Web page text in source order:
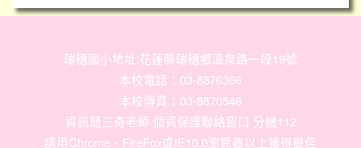
瑞穗國小地址:花蓮縣瑞穗鄉溫泉路一段19號
本校電話：03-8876366
本校傳真：03-8870546
資訊簡三奇老師 個資保護聯絡窗口 分機112
請用Chrome 、 FireFox或IE10.0瀏覽器以上獲得最佳